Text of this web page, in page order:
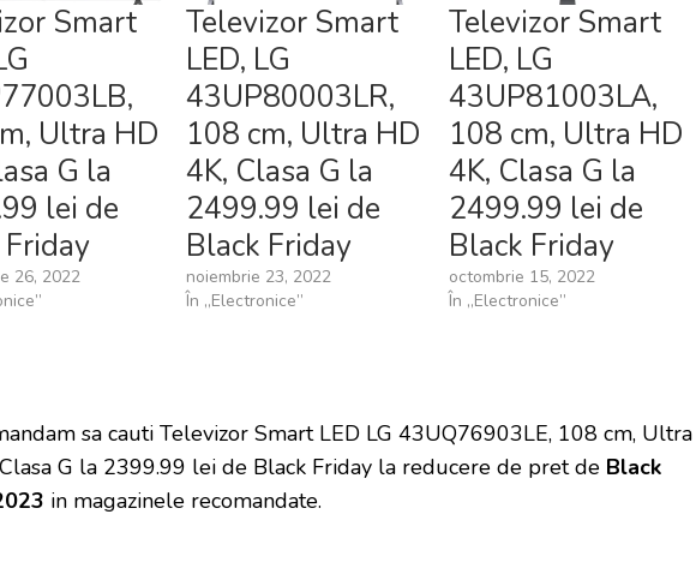
Smart
Ultra HD
G la
lei de
26, 2022
Televizor Smart
LED, LG
43UP80003LR,
108 cm, Ultra HD
4K, Clasa G la
2499.99 lei de
Black Friday
noiembrie 23, 2022
În „Electronice”
Televizor Smart
LED, LG
43UP81003LA,
108 cm, Ultra HD
4K, Clasa G la
2499.99 lei de
Black Friday
octombrie 15, 2022
În „Electronice”
sa cauti Televizor Smart LED LG 43UQ76903LE, 108 cm, Ultra
G la 2399.99 lei de Black Friday la reducere de pret de Black
in magazinele recomandate.